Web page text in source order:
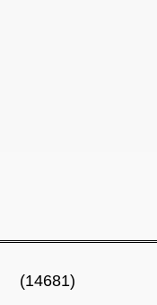
(14681)